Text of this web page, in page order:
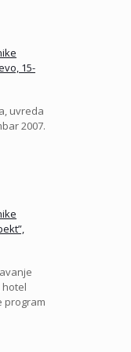
15-
uvreda
2007.
hotel
program